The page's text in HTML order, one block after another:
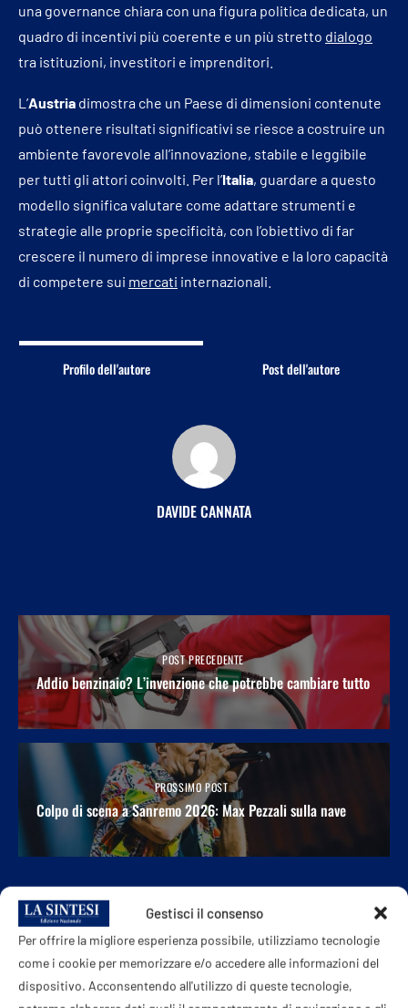
Gestisci il consenso
Per offrire la migliore esperienza possibile, utilizziamo tecnologie
come i cookie per memorizzare e/o accedere alle informazioni del
dispositivo. Acconsentendo all'utilizzo di queste tecnologie,
una governance chiara con una figura politica dedicata, un
quadro di incentivi più coerente e un più stretto dialogo
tra istituzioni, investitori e imprenditori.
L’Austria dimostra che un Paese di dimensioni contenute
può ottenere risultati significativi se riesce a costruire un
ambiente favorevole all’innovazione, stabile e leggibile
per tutti gli attori coinvolti. Per l’Italia, guardare a questo
modello significa valutare come adattare strumenti e
strategie alle proprie specificità, con l’obiettivo di far
crescere il numero di imprese innovative e la loro capacità
di competere sui mercati internazionali.
Profilo dell'autore Post dell'autore
DAVIDE CANNATA
POST PRECEDENTE
Addio benzinaio? L’invenzione che potrebbe cambiare tutto
PROSSIMO POST
Colpo di scena a Sanremo 2026: Max Pezzali sulla nave
POTREBBE ANCHE PIACERTI